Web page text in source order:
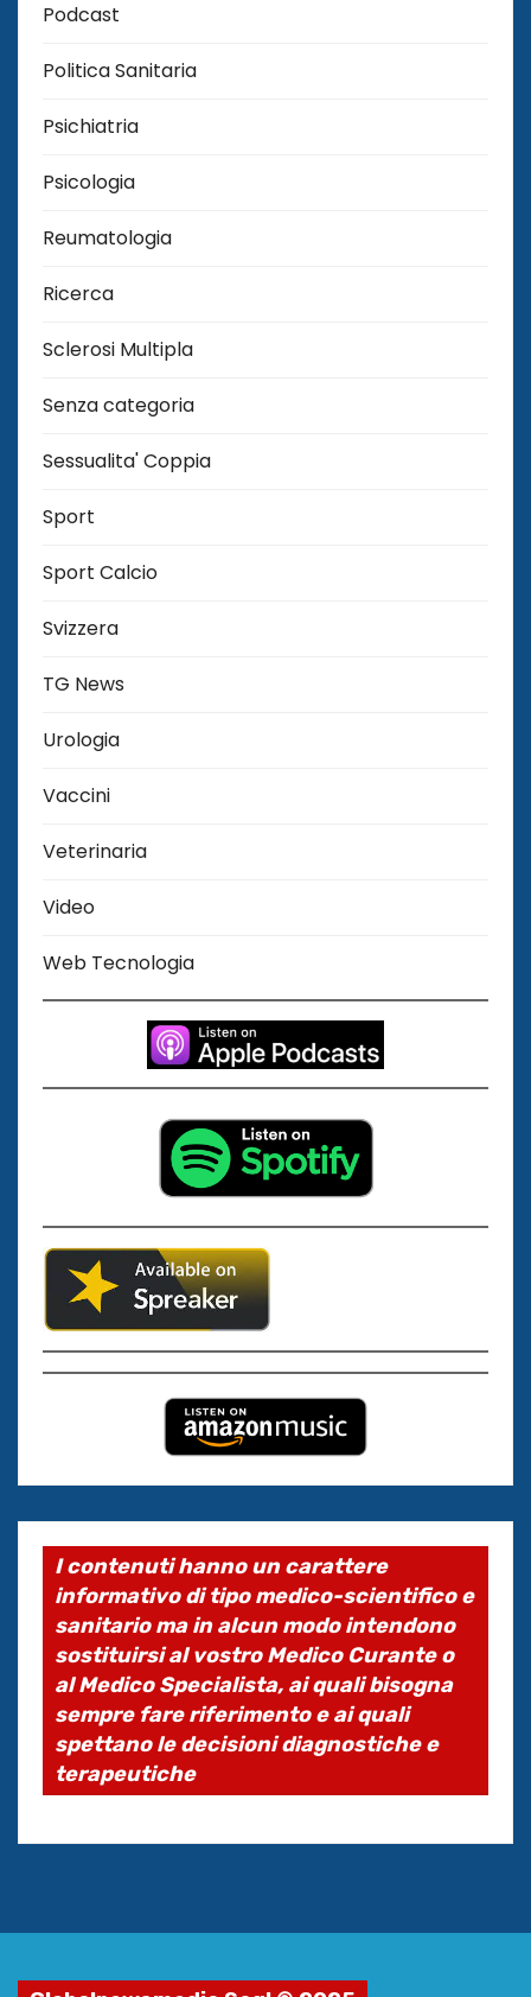
Podcast
Politica Sanitaria
Psichiatria
Psicologia
Reumatologia
Ricerca
Sclerosi Multipla
Senza categoria
Sessualita' Coppia
Sport
Sport Calcio
Svizzera
TG News
Urologia
Vaccini
Veterinaria
Video
Web Tecnologia
I contenuti hanno un carattere
informativo di tipo medico-scientifico e
sanitario ma in alcun modo intendono
sostituirsi al vostro Medico Curante o
al Medico Specialista, ai quali bisogna
sempre fare riferimento e ai quali
spettano le decisioni diagnostiche e
terapeutiche